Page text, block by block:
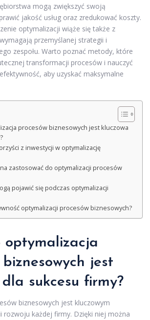
mogą zwiększyć swoją
jakość usług oraz zredukować koszty.
optymalizacji wiąże się także z
przemyślanej strategii i
zespołu. Warto poznać metody, które
transformacji procesów i nauczyć
aby uzyskać maksymalne
procesów biznesowych jest kluczowa
z inwestycji w optymalizację
zastosować do optymalizacji procesów
pojawić się podczas optymalizacji
optymalizacji procesów biznesowych?
optymalizacja
biznesowych jest
sukcesu firmy?
biznesowych jest kluczowym
rozwoju każdej firmy. Dzięki niej można